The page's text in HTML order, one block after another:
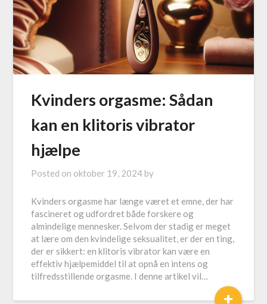
Kvinders orgasme: Sådan
kan en klitoris vibrator
hjælpe
Posted on oktober 19, 2024 by
Kvinders orgasme har længe været et emne, der har
fascineret og udfordret både forskere og
almindelige mennesker. Selvom der stadig er meget
at lære om den kvindelige seksualitet, er der en ting,
der er sikkert: en klitoris vibrator kan være en
effektiv hjælpemiddel til at opnå en intens og
tilfredsstillende orgasme. I denne artikel vil…
+